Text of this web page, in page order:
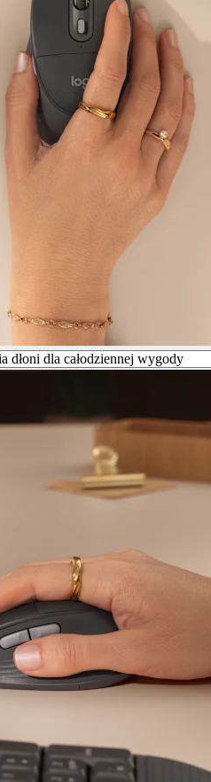
dłoni dla całodziennej wygody